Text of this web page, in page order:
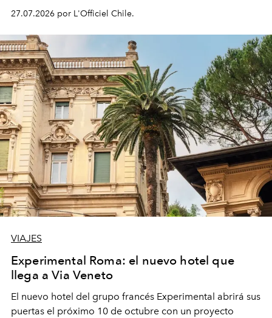
paciente y entienden la prevención como una arista
intransable.
27.07.2026 por L'Officiel Chile.
VIAJES
Experimental Roma: el nuevo hotel que
llega a Via Veneto
El nuevo hotel del grupo francés Experimental abrirá sus
puertas el próximo 10 de octubre con un proyecto